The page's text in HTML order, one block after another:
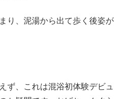
り、泥湯から出て歩く後姿が
ず、これは混浴初体験デビュ